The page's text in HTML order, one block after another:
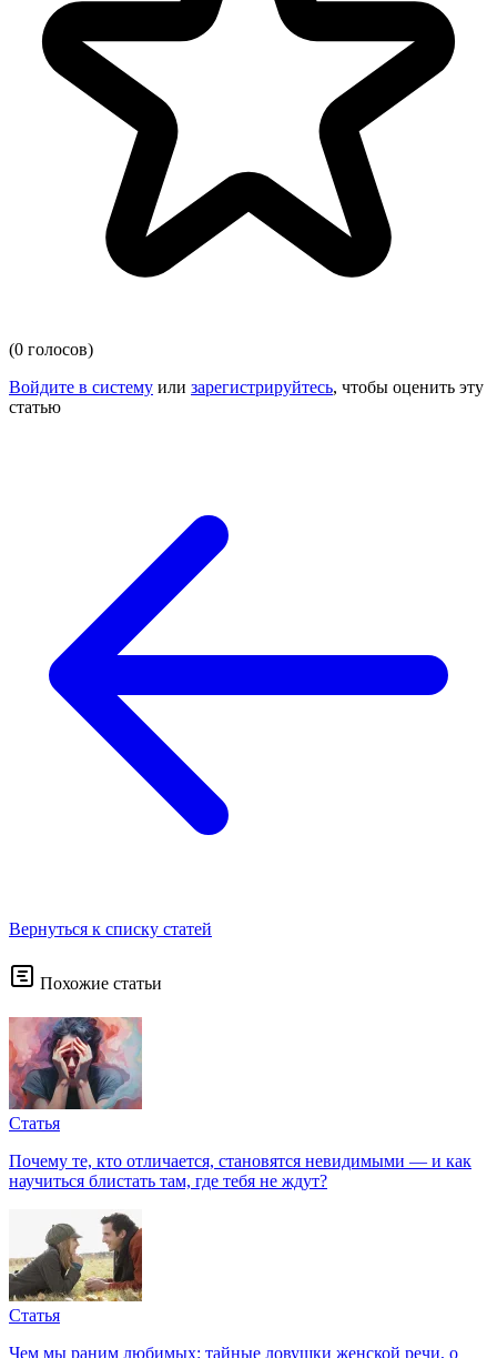
(0 голосов)
Войдите в систему или зарегистрируйтесь, чтобы оценить эту
статью
Вернуться к списку статей
Похожие статьи
Статья
Почему те, кто отличается, становятся невидимыми — и как
научиться блистать там, где тебя не ждут?
Статья
Чем мы раним любимых: тайные ловушки женской речи, о